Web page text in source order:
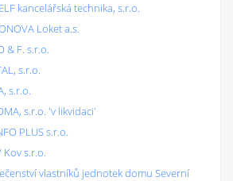
kancelářská technika, s.r.o.
Loket a.s.
& F. s.r.o.
s.r.o.
s.r.o.
s.r.o. 'v likvidaci'
PLUS s.r.o.
Kov s.r.o.
vlastníků jednotek domu Severní